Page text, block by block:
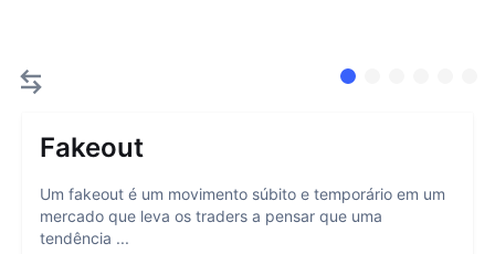
Fakeout
Um fakeout é um movimento súbito e temporário em um
mercado que leva os traders a pensar que uma
tendência ...